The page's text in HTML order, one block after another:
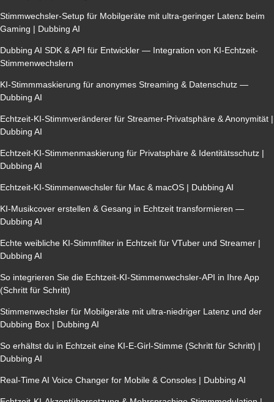
Stimmwechsler-Setup für Mobilgeräte mit ultra-geringer Latenz beim
Gaming | Dubbing AI
Dubbing AI SDK & API für Entwickler — Integration von KI-Echtzeit-
Stimmenwechslern
KI-Stimmmaskierung für anonymes Streaming & Datenschutz —
Dubbing AI
Echtzeit-KI-Stimmveränderer für Streamer-Privatsphäre & Anonymität |
Dubbing AI
Echtzeit-KI-Stimmenmaskierung für Privatsphäre & Identitätsschutz |
Dubbing AI
Echtzeit-KI-Stimmenwechsler für Mac & macOS | Dubbing AI
KI-Musikcover erstellen & Gesang in Echtzeit transformieren —
Dubbing AI
Echte weibliche KI-Stimmfilter in Echtzeit für VTuber und Streamer |
Dubbing AI
So integrieren Sie die Echtzeit-KI-Stimmenwechsler-API in Ihre App
(Schritt für Schritt)
Stimmenwechsler für Mobilgeräte mit ultra-niedriger Latenz und der
Dubbing Box | Dubbing AI
So erhältst du in Echtzeit eine KI-E-Girl-Stimme (Schritt für Schritt) |
Dubbing AI
Real-Time AI Voice Changer for Mobile & Consoles | Dubbing AI